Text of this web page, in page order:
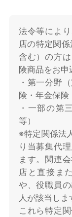
法令等によ
店の特定関
含む）の方
険商品をお申
・第一分野
険・年金保険
・一部の第
等）
※特定関係法
り当募集代
ます。関連
店と直接ま
や、役職員
人が該当しま
これら特定